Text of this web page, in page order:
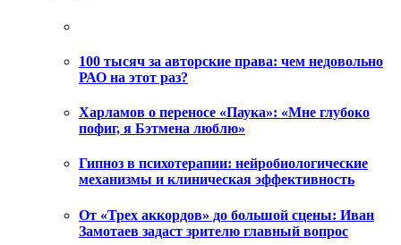
100 тысяч за авторские права: чем недовольно
РАО на этот раз?
Харламов о переносе «Паука»: «Мне глубоко
пофиг, я Бэтмена люблю»
Гипноз в психотерапии: нейробиологические
механизмы и клиническая эффективность
От «Трех аккордов» до большой сцены: Иван
Замотаев задаст зрителю главный вопрос